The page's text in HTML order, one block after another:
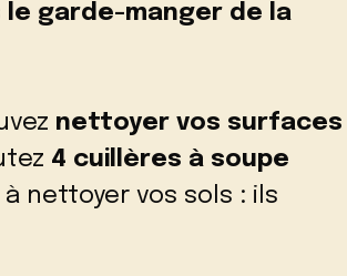
le garde-manger de la
nettoyer vos surfaces
4 cuillères à soupe
nettoyer vos sols : ils